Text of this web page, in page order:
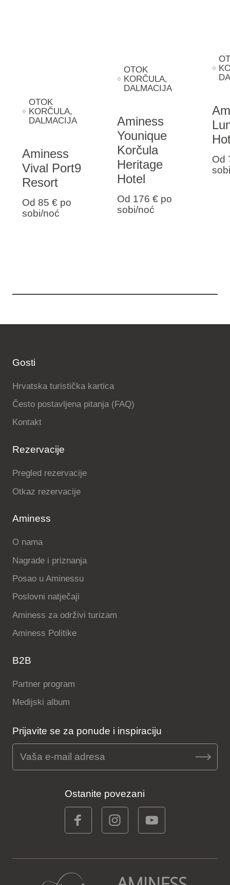
OTOK
KORČULA,
DALMACIJA
Aminess
Vival Port9
Resort
Od 85 € po
sobi/noć
OTOK
KORČULA,
DALMACIJA
Aminess
Younique
Korčula
Heritage
Hotel
Od 176 € po
sobi/noć
Od
Gosti
Hrvatska turistička kartica
Često postavljena pitanja (FAQ)
Kontakt
Rezervacije
Pregled rezervacije
Otkaz rezervacije
Aminess
O nama
Nagrade i priznanja
Posao u Aminessu
Poslovni natječaji
Aminess za održivi turizam
Aminess Politike
B2B
Partner program
Medijski album
Prijavite se za ponude i inspiraciju
Ostanite povezani